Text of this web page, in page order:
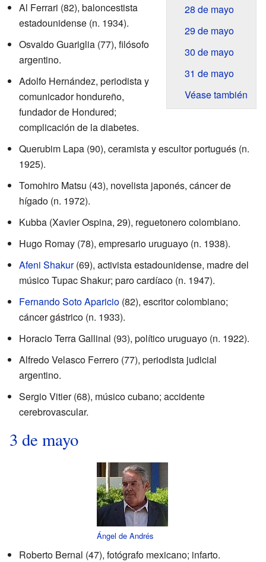
28 de mayo
29 de mayo
30 de mayo
31 de mayo
Véase también
Al Ferrari (82), baloncestista
estadounidense (n. 1934).
Osvaldo Guariglia (77), filósofo
argentino.
Adolfo Hernández, periodista y
comunicador hondureño,
fundador de Hondured;
complicación de la diabetes.
Querubim Lapa (90), ceramista y escultor portugués (n.
1925).
Tomohiro Matsu (43), novelista japonés, cáncer de
hígado (n. 1972).
Kubba (Xavier Ospina, 29), reguetonero colombiano.
Hugo Romay (78), empresario uruguayo (n. 1938).
Afeni Shakur(69), activista estadounidense, madre del
músico Tupac Shakur; paro cardíaco (n. 1947).
Fernando Soto Aparicio (82), escritor colombiano;
cáncer gástrico (n. 1933).
Horacio Terra Gallinal (93), político uruguayo (n. 1922).
Alfredo Velasco Ferrero (77), periodista judicial
argentino.
Sergio Vitier (68), músico cubano; accidente
cerebrovascular.
3 de mayo
Ángel de Andrés
Roberto Bernal (47), fotógrafo mexicano; infarto.